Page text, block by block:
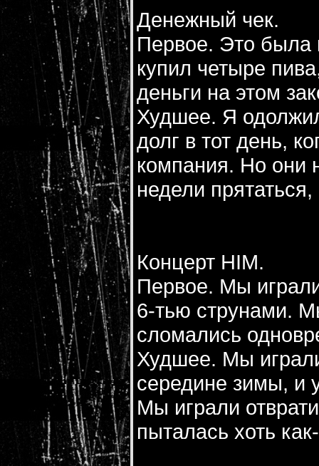
Денежный чек.
Первое. Это была
купил четыре
деньги на этом
Худшее. Я
долг в тот день,
компания. Но они
недели
Концерт HIM.
Первое. Мы
6-тью струнами.
сломались
Худшее. Мы
середине зимы, и
Мы играли
пыталась хоть